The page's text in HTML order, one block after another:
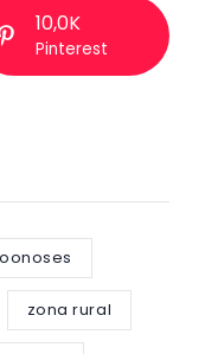
10,0K
Pinterest
zona rural